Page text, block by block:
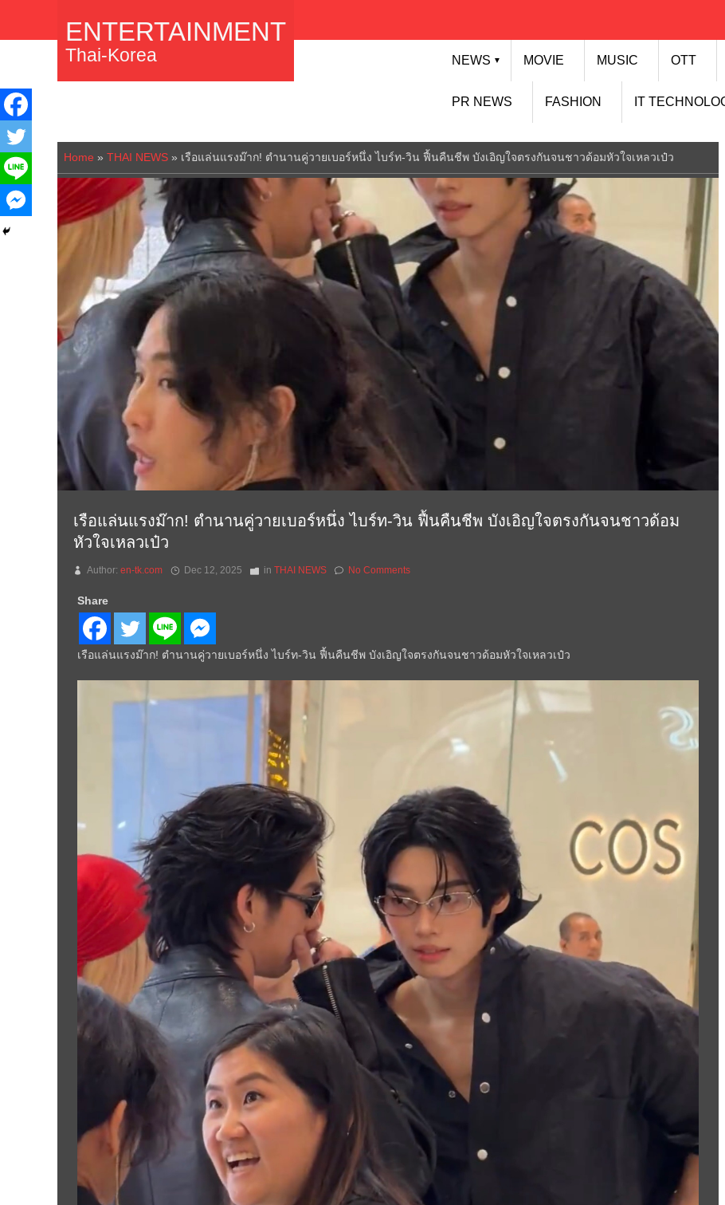
NEWS ▼ MOVIE MUSIC OTT
PR NEWS FASHION IT
ENTERTAINMENT
Thai-Korea
Home » THAI NEWS » เรือแล่นแรงม๊าก! ตำนานคู่วายเบอร์หนึ่ง ไบร์ท-วิน ฟื้นคืนชีพ บังเอิญใจตรงกันจนชาวด้อมหัวใจเหลวเป๋ว
เรือแล่นแรงม๊าก! ตำนานคู่วายเบอร์หนึ่ง ไบร์ท-วิน ฟื้นคืนชีพ บังเอิญใจตรงกันจนชาวด้อม
หัวใจเหลวเป๋ว
Author: en-tk.com Dec 12, 2025 in THAI NEWS No Comments
Share
เรือแล่นแรงม๊าก! ตำนานคู่วายเบอร์หนึ่ง ไบร์ท-วิน ฟื้นคืนชีพ บังเอิญใจตรงกันจนชาวด้อมหัวใจเหลวเป๋ว